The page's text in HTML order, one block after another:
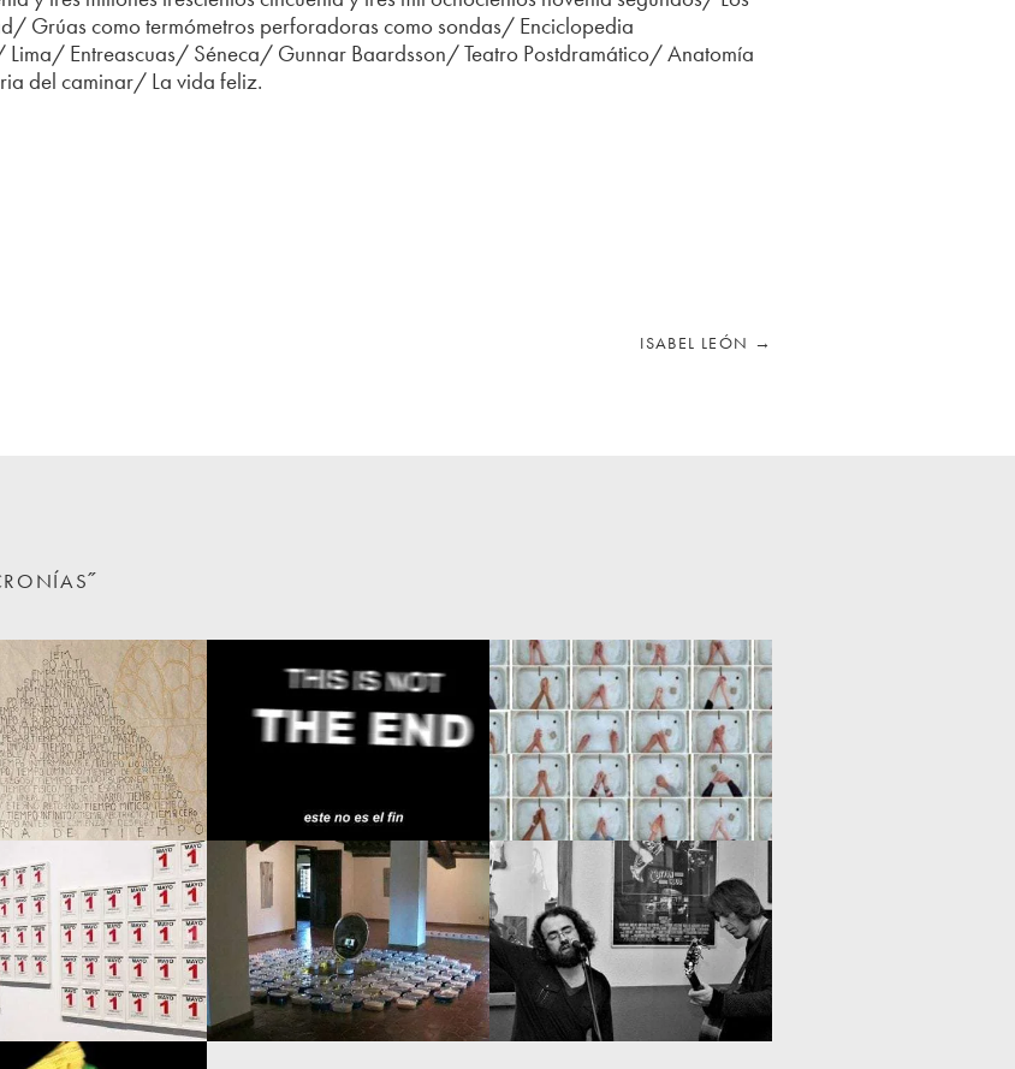
Grúas como termómetros perforadoras como sondas/ Enciclopedia
Entreascuas/ Séneca/ Gunnar Baardsson/ Teatro Postdramático/ Anatomía
del caminar/ La vida feliz.
ISABEL LEÓN →